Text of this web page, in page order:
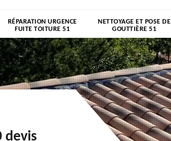
RÉPARATION URGENCE
FUITE TOITURE 51
NETTOYAGE ET POSE DE
GOUTTIÈRE 51
devis